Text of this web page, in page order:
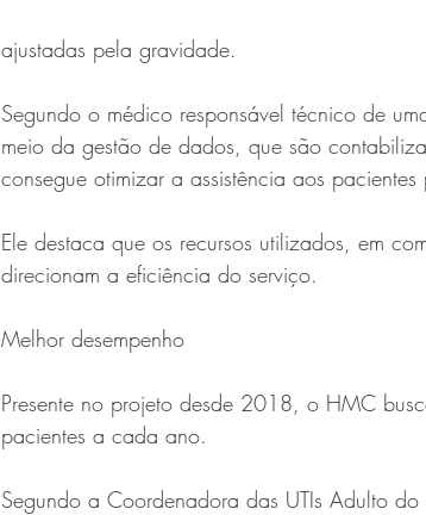
ajustadas pela gravidade.
Segundo o médico responsável técnico de
meio da gestão de dados, que são
consegue otimizar a assistência aos
Ele destaca que os recursos utilizados, em
direcionam a eficiência do serviço.
Melhor desempenho
Presente no projeto desde 2018, o HMC
pacientes a cada ano.
Segundo a Coordenadora das UTIs Adulto